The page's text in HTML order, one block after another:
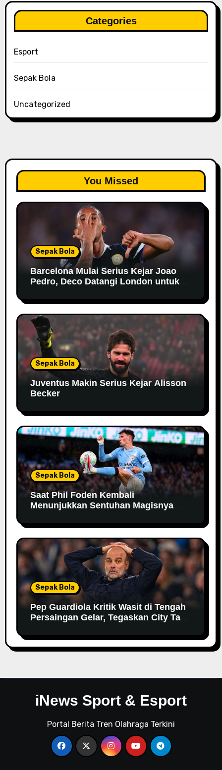
Categories
Esport
Sepak Bola
Uncategorized
You Missed
Sepak Bola
Barcelona Mulai Serius Kejar Joao
Pedro, Deco Datangi London untuk
Sepak Bola
Juventus Makin Serius Kejar Alisson
Becker
Sepak Bola
Saat Phil Foden Kembali
Menunjukkan Sentuhan Magisnya
Sepak Bola
Pep Guardiola Kritik Wasit di Tengah
Persaingan Gelar, Tegaskan City Tak
iNews Sport & Esport
Portal Berita Tren Olahraga Terkini